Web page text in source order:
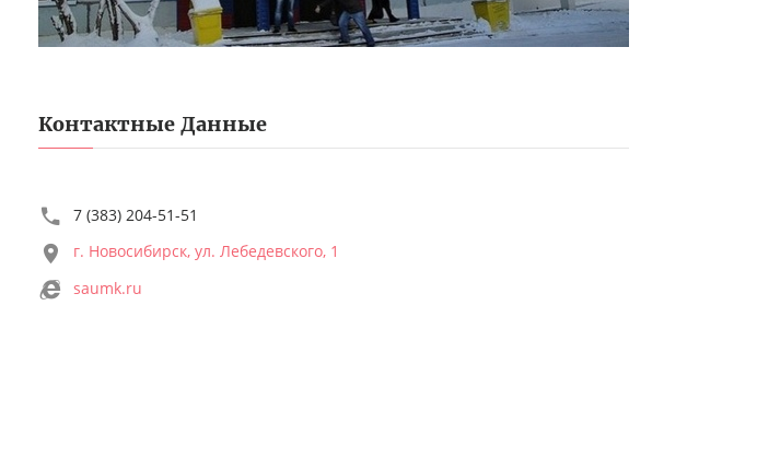
Контактные Данные
7 (383) 204-51-51
г. Новосибирск, ул. Лебедевского, 1
saumk.ru